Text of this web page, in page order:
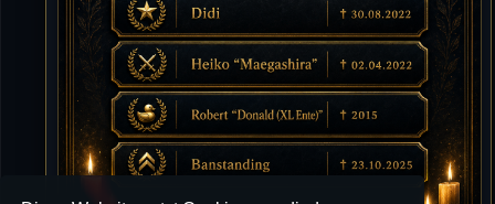
Isimiyaki
10.07.2026 / 00:34
Alles gute chickpea
Mojochilla
02.07.2026 / 15:53
Was geht aaaaaaaaaaaab